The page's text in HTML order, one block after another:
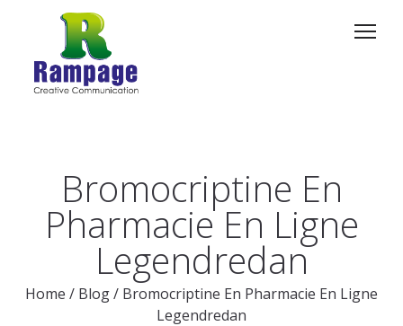
Bromocriptine En
Pharmacie En Ligne
Legendredan
Home / Blog/ Bromocriptine En Pharmacie En Ligne
Legendredan